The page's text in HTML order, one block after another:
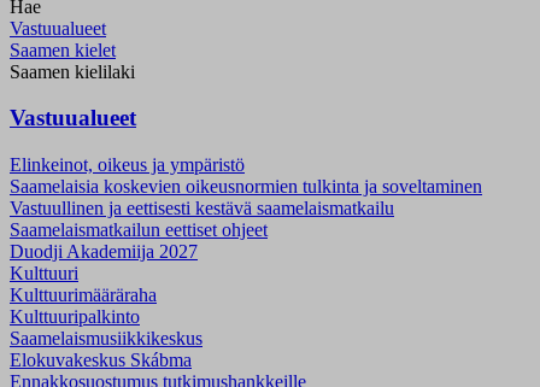
Hae
Vastuualueet
Saamen kielet
Saamen kielilaki
Vastuualueet
Elinkeinot, oikeus ja ympäristö
Saamelaisia koskevien oikeusnormien tulkinta ja soveltaminen
Vastuullinen ja eettisesti kestävä saamelaismatkailu
Saamelaismatkailun eettiset ohjeet
Duodji Akademiija 2027
Kulttuuri
Kulttuurimääräraha
Kulttuuripalkinto
Saamelaismusiikki­keskus
Elokuvakeskus Skábma
Ennakkosuostumus tutkimushankkeille